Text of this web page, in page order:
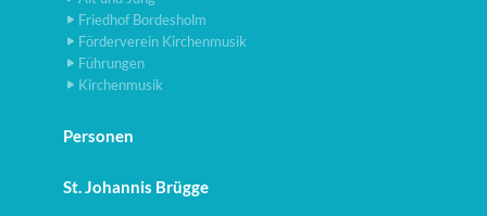
Friedhof Bordesholm
Förderverein Kirchenmusik
Führungen
Kirchenmusik
Personen
St. Johannis Brügge